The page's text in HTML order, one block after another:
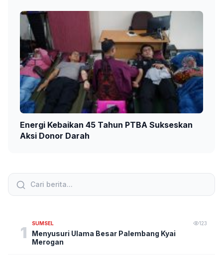
Energi Kebaikan 45 Tahun PTBA Sukseskan
Aksi Donor Darah
1
SUMSEL 123
Menyusuri Ulama Besar Palembang Kyai
Merogan